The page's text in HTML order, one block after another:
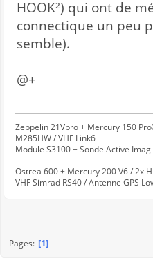
HOOK²) qui ont de
connectique un peu
semble).
@+
Zeppelin 21Vpro + Mercury 150
M285HW / VHF Link6
Module S3100 + Sonde Active
Ostrea 600 + Mercury 200 V6 / 2x
VHF Simrad RS40 / Antenne GPS
Pages 1